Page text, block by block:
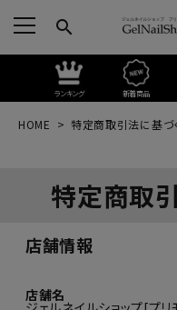
search
ランキング 新着商品
HOME 特定商取引法に基づ
特定商取
店舗情報
店舗名